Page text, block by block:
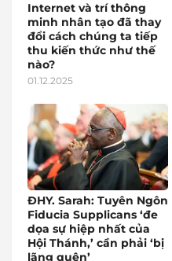
Internet và trí thông
minh nhân tạo đã thay
đổi cách chúng ta tiếp
thu kiến thức như thế
nào?
01.12.2025
ĐHY. Sarah: Tuyên Ngôn
Fiducia Supplicans ‘đe
dọa sự hiệp nhất của
Hội Thánh,’ cần phải ‘bị
lãng quên’